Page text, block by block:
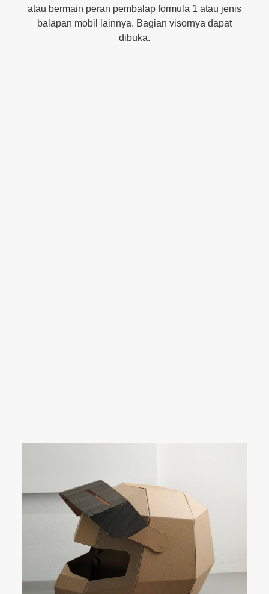
atau bermain peran pembalap formula 1 atau jenis
balapan mobil lainnya. Bagian visornya dapat
dibuka.